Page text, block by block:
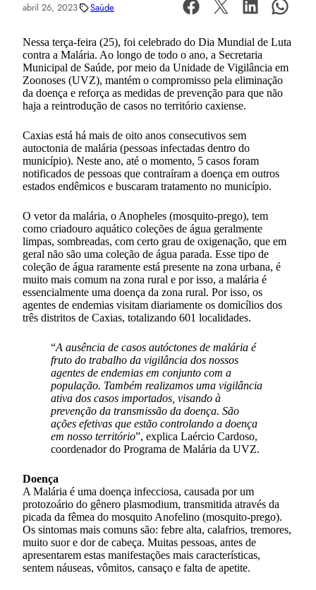
abril 26, 2023 Saúde
Nessa terça-feira (25), foi celebrado do Dia Mundial de Luta
contra a Malária. Ao longo de todo o ano, a Secretaria
Municipal de Saúde, por meio da Unidade de Vigilância em
Zoonoses (UVZ), mantém o compromisso pela eliminação
da doença e reforça as medidas de prevenção para que não
haja a reintrodução de casos no território caxiense.
Caxias está há mais de oito anos consecutivos sem
autoctonia de malária (pessoas infectadas dentro do
município). Neste ano, até o momento, 5 casos foram
notificados de pessoas que contraíram a doença em outros
estados endêmicos e buscaram tratamento no município.
O vetor da malária, o Anopheles (mosquito-prego), tem
como criadouro aquático coleções de água geralmente
limpas, sombreadas, com certo grau de oxigenação, que em
geral não são uma coleção de água parada. Esse tipo de
coleção de água raramente está presente na zona urbana, é
muito mais comum na zona rural e por isso, a malária é
essencialmente uma doença da zona rural. Por isso, os
agentes de endemias visitam diariamente os domicílios dos
três distritos de Caxias, totalizando 601 localidades.
“A ausência de casos autóctones de malária é
fruto do trabalho da vigilância dos nossos
agentes de endemias em conjunto com a
população. Também realizamos uma vigilância
ativa dos casos importados, visando à
prevenção da transmissão da doença. São
ações efetivas que estão controlando a doença
em nosso território”, explica Laércio Cardoso,
coordenador do Programa de Malária da UVZ.
Doença
A Malária é uma doença infecciosa, causada por um
protozoário do gênero plasmodium, transmitida através da
picada da fêmea do mosquito Anofelino (mosquito-prego).
Os sintomas mais comuns são: febre alta, calafrios, tremores,
muito suor e dor de cabeça. Muitas pessoas, antes de
apresentarem estas manifestações mais características,
sentem náuseas, vômitos, cansaço e falta de apetite.